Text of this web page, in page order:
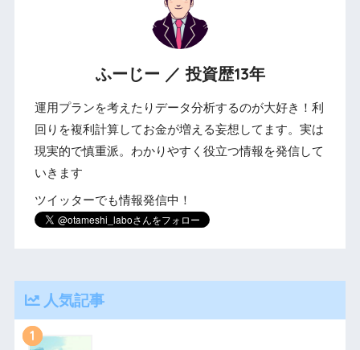
ふーじー ／ 投資歴13年
運用プランを考えたりデータ分析するのが大好き！利
回りを複利計算してお金が増える妄想してます。実は
現実的で慎重派。わかりやすく役立つ情報を発信して
いきます
ツイッターでも情報発信中！
人気記事
1